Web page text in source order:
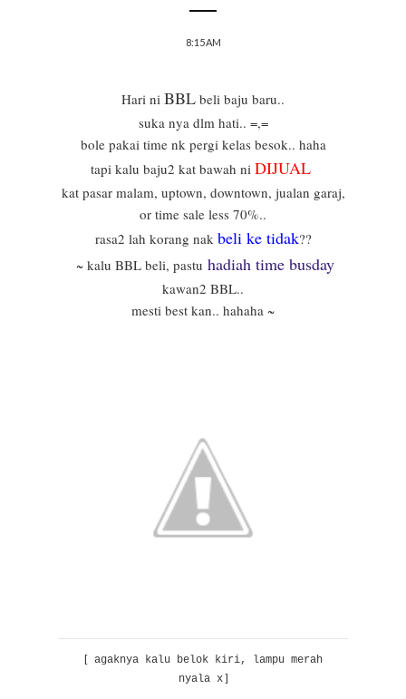
8:15 AM
Hari ni BBL beli baju baru..
suka nya dlm hati.. =,=
bole pakai time nk pergi kelas besok.. haha
tapi kalu baju2 kat bawah ni DIJUAL
kat pasar malam, uptown, downtown, jualan garaj,
or time sale less 70%..
rasa2 lah korang nak beli ke tidak??
~ kalu BBL beli, pastu hadiah time busday
kawan2 BBL..
mesti best kan.. hahaha ~
[ agaknya kalu belok kiri, lampu merah
nyala x]